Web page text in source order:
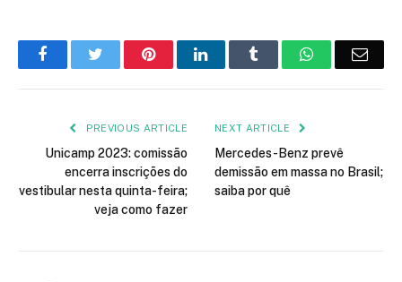
FacebookTwitter PinterestLinkedIn Tumblr WhatsApp
PREVIOUS ARTICLE
Unicamp 2023: comissão
encerra inscrições do
vestibular nesta quinta-feira;
veja como fazer
NEXT ARTICLE
Mercedes-Benz prevê
demissão em massa no Brasil;
saiba por quê